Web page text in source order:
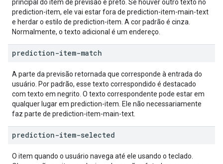
principal do item de previsão é preto. Se houver outro texto no
prediction-item, ele vai estar fora de prediction-item-main-text
e herdar o estilo de prediction-item. A cor padrão é cinza.
Normalmente, o texto adicional é um endereço.
prediction-item-match
A parte da previsão retornada que corresponde à entrada do
usuário. Por padrão, esse texto correspondido é destacado
com texto em negrito. O texto correspondente pode estar em
qualquer lugar em prediction-item. Ele não necessariamente
faz parte de prediction-item-main-text.
prediction-item-selected
O item quando o usuário navega até ele usando o teclado.